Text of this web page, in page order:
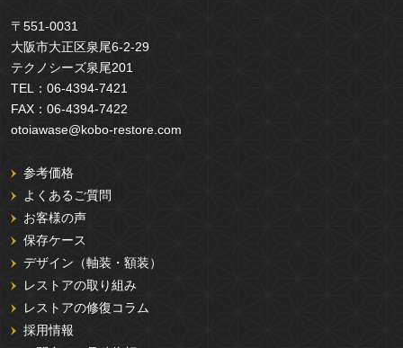
〒551-0031
大阪市大正区泉尾6-2-29
テクノシーズ泉尾201
TEL： 06-4394-7421
FAX： 06-4394-7422
otoiawase@kobo-restore.com
参考価格
よくあるご質問
お客様の声
保存ケース
デザイン（軸装・額装）
レストアの取り組み
レストアの修復コラム
採用情報